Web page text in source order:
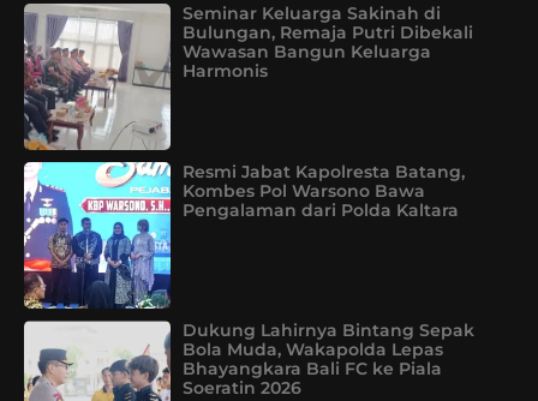
Seminar Keluarga Sakinah di
Bulungan, Remaja Putri Dibekali
Wawasan Bangun Keluarga
Harmonis
Resmi Jabat Kapolresta Batang,
Kombes Pol Warsono Bawa
Pengalaman dari Polda Kaltara
Dukung Lahirnya Bintang Sepak
Bola Muda, Wakapolda Lepas
Bhayangkara Bali FC ke Piala
Soeratin 2026